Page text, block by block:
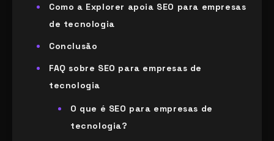
Como a Explorer apoia SEO para empresas
de tecnologia
Conclusão
FAQ sobre SEO para empresas de
tecnologia
O que é SEO para empresas de
tecnologia?